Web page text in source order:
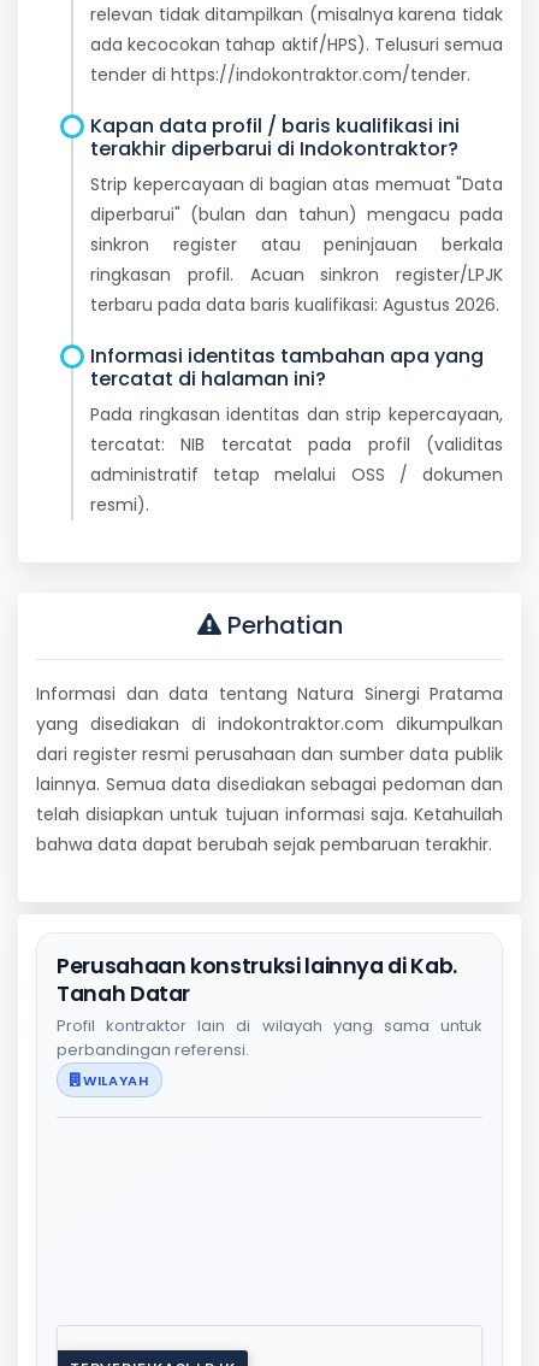
relevan tidak ditampilkan (misalnya karena tidak
ada kecocokan tahap aktif/HPS). Telusuri semua
tender di https://indokontraktor.com/tender.
Kapan data profil / baris kualifikasi ini
terakhir diperbarui di Indokontraktor?
Strip kepercayaan di bagian atas memuat "Data
diperbarui" (bulan dan tahun) mengacu pada
sinkron register atau peninjauan berkala
ringkasan profil. Acuan sinkron register/LPJK
terbaru pada data baris kualifikasi: Agustus 2026.
Informasi identitas tambahan apa yang
tercatat di halaman ini?
Pada ringkasan identitas dan strip kepercayaan,
tercatat: NIB tercatat pada profil (validitas
administratif tetap melalui OSS / dokumen
resmi).
Perhatian
Informasi dan data tentang Natura Sinergi Pratama
yang disediakan di indokontraktor.com dikumpulkan
dari register resmi perusahaan dan sumber data publik
lainnya. Semua data disediakan sebagai pedoman dan
telah disiapkan untuk tujuan informasi saja. Ketahuilah
bahwa data dapat berubah sejak pembaruan terakhir.
Perusahaan konstruksi lainnya di Kab.
Tanah Datar
Profil kontraktor lain di wilayah yang sama untuk
perbandingan referensi.
WILAYAH